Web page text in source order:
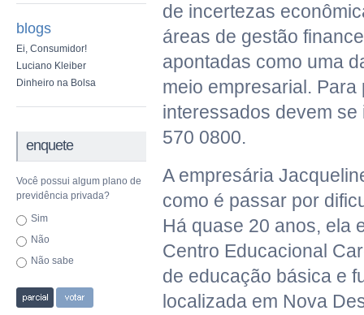
blogs
Ei, Consumidor!
Luciano Kleiber
Dinheiro na Bolsa
enquete
Você possui algum plano de
previdência privada?
Sim
Não
Não sabe
de incertezas
áreas de gestão
apontadas como uma
meio empresarial. Para
interessados devem
570 0800.
A empresária
como é passar por
Há quase 20 anos, ela
Centro Educacional
de educação básica e
localizada em Nova